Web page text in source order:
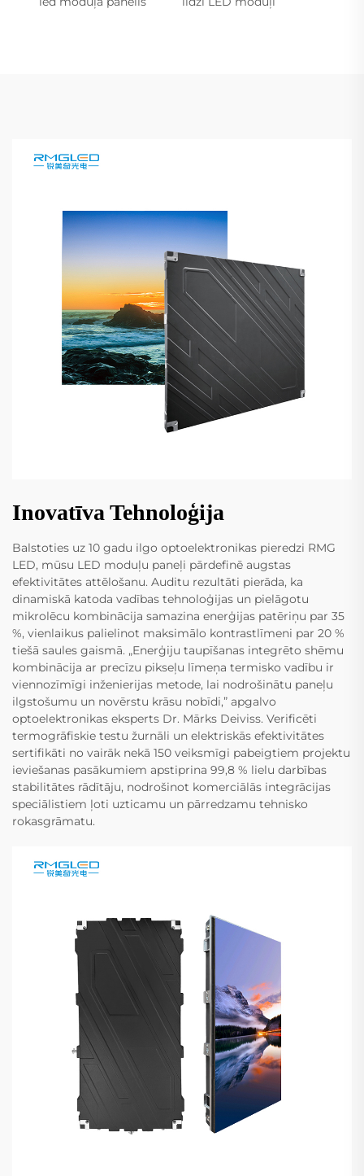
Inovatīva Tehnoloģija
Balstoties uz 10 gadu ilgo optoelektronikas pieredzi RMG
LED, mūsu LED moduļu paneļi pārdefinē augstas
efektivitātes attēlošanu. Auditu rezultāti pierāda, ka
dinamiskā katoda vadības tehnoloģijas un pielāgotu
mikrolēcu kombinācija samazina enerģijas patēriņu par 35
%, vienlaikus palielinot maksimālo kontrastlīmeni par 20 %
tiešā saules gaismā. „Enerģiju taupīšanas integrēto shēmu
kombinācija ar precīzu pikseļu līmeņa termisko vadību ir
viennozīmīgi inženierijas metode, lai nodrošinātu paneļu
ilgstošumu un novērstu krāsu nobīdi,” apgalvo
optoelektronikas eksperts Dr. Mārks Deiviss. Verificēti
termogrāfiskie testu žurnāli un elektriskās efektivitātes
sertifikāti no vairāk nekā 150 veiksmīgi pabeigtiem projektu
ieviešanas pasākumiem apstiprina 99,8 % lielu darbības
stabilitātes rādītāju, nodrošinot komerciālās integrācijas
speciālistiem ļoti uzticamu un pārredzamu tehnisko
rokasgrāmatu.